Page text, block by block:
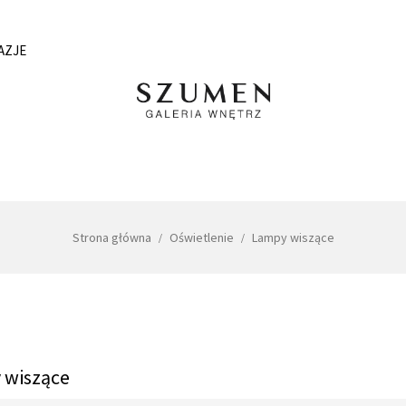
Strona główna Oświetlenie Lampy wiszące